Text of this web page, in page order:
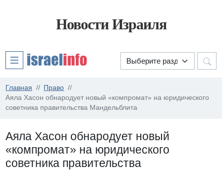
Новости Израиля
Главная
Право
Аяла Хасон обнародует новый «компромат» на юридического
советника правительства Мандельблита
Аяла Хасон обнародует новый
«компромат» на юридического
советника правительства